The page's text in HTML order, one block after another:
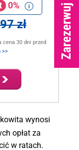
0%
zł
30 dni przed
>>
wynosi
opłat za
w ratach.